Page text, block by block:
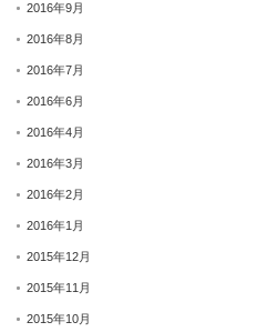
2016年9月
2016年8月
2016年7月
2016年6月
2016年4月
2016年3月
2016年2月
2016年1月
2015年12月
2015年11月
2015年10月